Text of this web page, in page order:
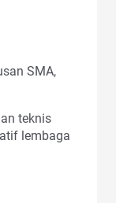
SMA,
teknis
lembaga